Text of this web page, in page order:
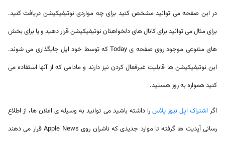
در این صفحه می توانید مشخص کنید برای چه مواردی نوتیفیکیشن دریافت کنید.
برای مثال می توانید برای کانال های دلخواهتان نوتیفیکیشن قرار دهید و یا برای بخش
های متنوعی موجود روی صفحه ی Today که توسط خود اپل جایگذاری می شوند.
این نوتیفیکیشن ها قابلیت غیرفعال کردن نیز دارند و مادامی که از آنها استفاده می
کنید همواره به روز هستید.
اگر اشتراک اپل نیوز پلاس را داشته باشید می توانید به وسیله ی اعلان ها، از اطلاع
رسانی آپدیت ها گرفته تا موارد جدیدی که ناشران روی Apple News قرار می دهند